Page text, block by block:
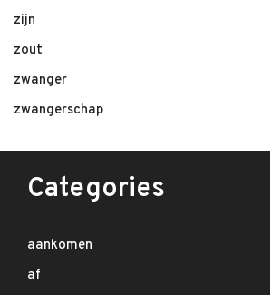
zijn
zout
zwanger
zwangerschap
Categories
aankomen
af